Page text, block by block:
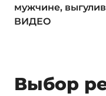
мужчине,
ВИДЕО
Выбор